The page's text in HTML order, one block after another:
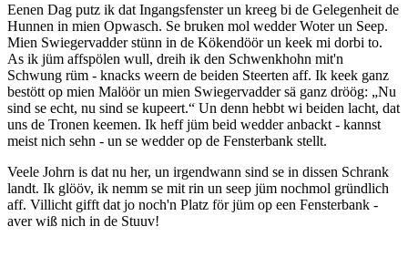
Eenen Dag putz ik dat Ingangsfenster un kreeg bi de Gelegenheit de
Hunnen in mien Opwasch. Se bruken mol wedder Woter un Seep.
Mien Swiegervadder stünn in de Kökendöör un keek mi dorbi to.
As ik jüm affspölen wull, dreih ik den Schwenkhohn mit'n
Schwung rüm - knacks weern de beiden Steerten aff. Ik keek ganz
bestött op mien Malöör un mien Swiegervadder sä ganz dröög:
Nu
sind se echt, nu sind se kupeert.
Un denn hebbt wi beiden lacht, dat
uns de Tronen keemen. Ik heff jüm beid wedder anbackt - kannst
meist nich sehn - un se wedder op de Fensterbank stellt.
Veele Johrn is dat nu her, un irgendwann sind se in dissen Schrank
landt. Ik glööv, ik nemm se mit rin un seep jüm nochmol gründlich
aff. Villicht gifft dat jo noch'n Platz för jüm op een Fensterbank -
aver wiß nich in de Stuuv!